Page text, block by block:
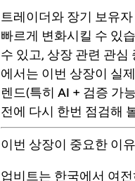
트레이더와 장기 보유
빠르게 변화시킬 수 있
수 있고, 상장 관련 관
에서는 이번 상장이 실
렌드(특히 AI + 검증 가
전에 다시 한번 점검해
이번 상장이 중요한 이
업비트는 한국에서 여